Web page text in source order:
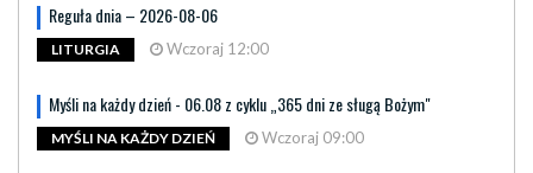
Reguła dnia – 2026-08-06
LITURGIA Wczoraj 12:00
Myśli na każdy dzień - 06.08 z cyklu „365 dni ze sługą Bożym"
MYŚLI NA KAŻDY DZIEŃ Wczoraj 09:00